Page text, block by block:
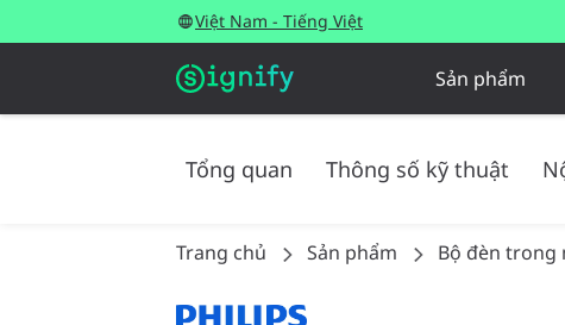
Việt Nam - Tiếng Việt
Sản phẩm
Tổng quan Thông số kỹ thuật
Trang chủ Sản phẩm Bộ đèn trong